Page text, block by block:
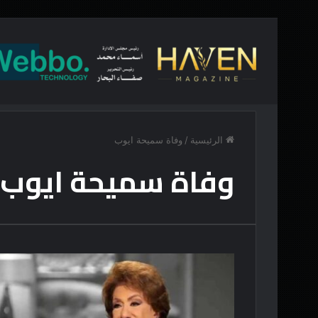
أخبار عاجلة لو كان للمدن ذاكرة… ماذا ستكون؟
الرئيسية / وفاة سميحة ايوب
وفاة سميحة ايوب